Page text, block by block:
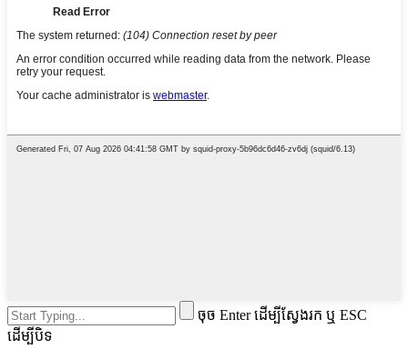
ចុច Enter ដើម្បីស្វែងរក ឬ ESC
ដើម្បីបិទ